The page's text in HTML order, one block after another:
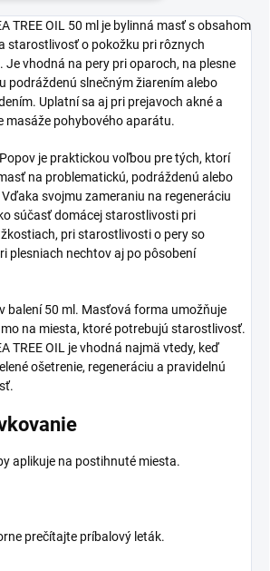
TREE OIL 50 ml je bylinná masť s obsahom
starostlivosť o pokožku pri rôznych
Je vhodná na pery pri oparoch, na plesne
podráždenú slnečným žiarením alebo
Uplatní sa aj pri prejavoch akné a
masáže pohybového aparátu.
Popov je praktickou voľbou pre tých, ktorí
na problematickú, podráždenú alebo
svojmu zameraniu na regeneráciu
súčasť domácej starostlivosti pri
pri starostlivosti o pery so
plesniach nechtov aj po pôsobení
balení 50 ml. Masťová forma umožňuje
na miesta, ktoré potrebujú starostlivosť.
TREE OIL je vhodná najmä vtedy, keď
ošetrenie, regeneráciu a pravidelnú
aplikuje na postihnuté miesta.
prečítajte príbalový leták.